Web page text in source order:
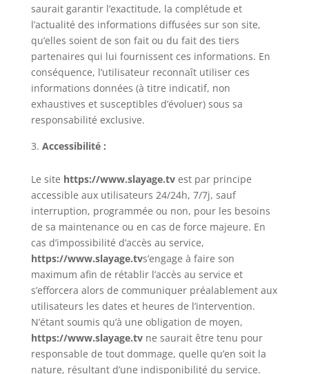
saurait garantir l’exactitude, la complétude et
l’actualité des informations diffusées sur son site,
qu’elles soient de son fait ou du fait des tiers
partenaires qui lui fournissent ces informations. En
conséquence, l’utilisateur reconnaît utiliser ces
informations données (à titre indicatif, non
exhaustives et susceptibles d’évoluer) sous sa
responsabilité exclusive.
Accessibilité :
Le site https://www.slayage.tvest par principe
accessible aux utilisateurs 24/24h, 7/7j, sauf
interruption, programmée ou non, pour les besoins
de sa maintenance ou en cas de force majeure. En
cas d’impossibilité d’accès au service,
https://www.slayage.tvs’engage à faire son
maximum afin de rétablir l’accès au service et
s’efforcera alors de communiquer préalablement aux
utilisateurs les dates et heures de l’intervention.
N’étant soumis qu’à une obligation de moyen,
https://www.slayage.tvne saurait être tenu pour
responsable de tout dommage, quelle qu’en soit la
nature, résultant d’une indisponibilité du service.